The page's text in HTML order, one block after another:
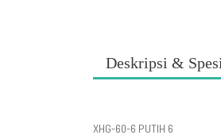
Deskripsi &
XHG-60-6 PUTIH 6